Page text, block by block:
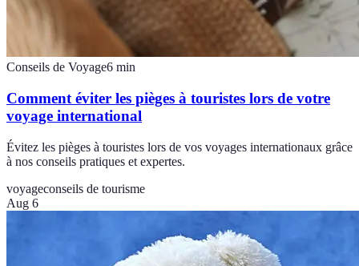
Conseils de Voyage6 min
Comment éviter les pièges à touristes lors de votre
voyage international
Évitez les pièges à touristes lors de vos voyages internationaux grâce
à nos conseils pratiques et expertes.
voyageconseils de tourisme
Aug 6